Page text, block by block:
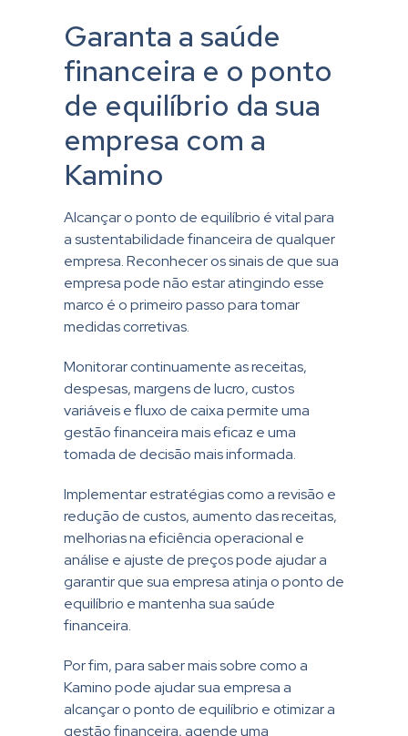
Garanta a saúde
financeira e o ponto
de equilíbrio da sua
empresa com a
Kamino
Alcançar o ponto de equilíbrio é vital para
a sustentabilidade financeira de qualquer
empresa. Reconhecer os sinais de que sua
empresa pode não estar atingindo esse
marco é o primeiro passo para tomar
medidas corretivas.
Monitorar continuamente as receitas,
despesas, margens de lucro, custos
variáveis e fluxo de caixa permite uma
gestão financeira mais eficaz e uma
tomada de decisão mais informada.
Implementar estratégias como a revisão e
redução de custos, aumento das receitas,
melhorias na eficiência operacional e
análise e ajuste de preços pode ajudar a
garantir que sua empresa atinja o ponto de
equilíbrio e mantenha sua saúde
financeira.
Por fim, para saber mais sobre como a
Kamino pode ajudar sua empresa a
alcançar o ponto de equilíbrio e otimizar a
gestão financeira, agende uma